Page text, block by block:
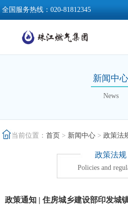
全国服务热线：020-81812345
新闻中心
News
当前位置：首页 > 新闻中心 >政策法
政策法规
Policies and
政策通知 | 住房城乡建设部印发城